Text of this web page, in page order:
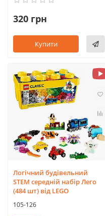
320 грн
Купити
Логічний будівельний
STEM середній набір Лего
(484 шт) від LEGO
105-126